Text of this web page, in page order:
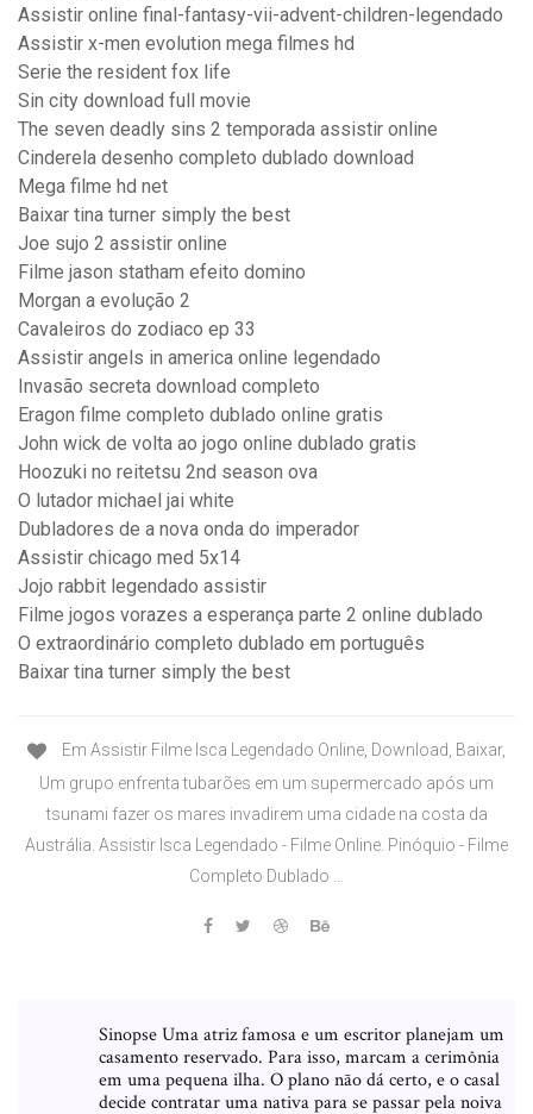
Assistir online final-fantasy-vii-advent-children-legendado
Assistir x-men evolution mega filmes hd
Serie the resident fox life
Sin city download full movie
The seven deadly sins 2 temporada assistir online
Cinderela desenho completo dublado download
Mega filme hd net
Baixar tina turner simply the best
Joe sujo 2 assistir online
Filme jason statham efeito domino
Morgan a evolução 2
Cavaleiros do zodiaco ep 33
Assistir angels in america online legendado
Invasão secreta download completo
Eragon filme completo dublado online gratis
John wick de volta ao jogo online dublado gratis
Hoozuki no reitetsu 2nd season ova
O lutador michael jai white
Dubladores de a nova onda do imperador
Assistir chicago med 5x14
Jojo rabbit legendado assistir
Filme jogos vorazes a esperança parte 2 online dublado
O extraordinário completo dublado em português
Baixar tina turner simply the best
Em Assistir Filme Isca Legendado Online, Download, Baixar,
Um grupo enfrenta tubarões em um supermercado após um
tsunami fazer os mares invadirem uma cidade na costa da
Austrália. Assistir Isca Legendado - Filme Online. Pinóquio - Filme
Completo Dublado …
Sinopse Uma atriz famosa e um escritor planejam um
casamento reservado. Para isso, marcam a cerimônia
em uma pequena ilha. O plano não dá certo, e o casal
decide contratar uma nativa para se passar pela noiva